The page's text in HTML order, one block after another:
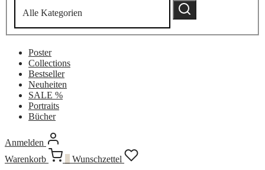
Suchen
Poster
Collections
Bestseller
Neuheiten
SALE %
Portraits
Bücher
Anmelden
Warenkorb
Wunschzettel